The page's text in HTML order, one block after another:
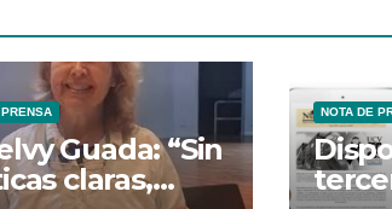
Guada: “Sin
claras,
NOTA DE